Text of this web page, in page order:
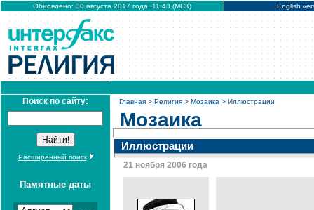
Обновлено: 30 августа 2017 года, 11:43 (МСК) English
Поиск по сайту:
Расширенный поиск
Памятные даты
Главная > Религия > Мозаика > Иллюстрации
Мозаика
Иллюстрации
21 ноября 2006 года